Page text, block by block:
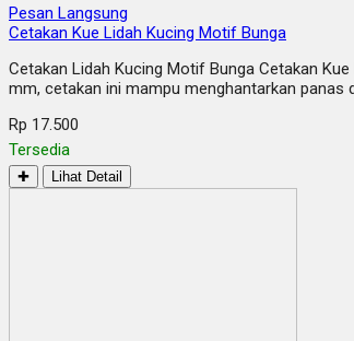
Pesan Langsung
Cetakan Kue Lidah Kucing Motif Bunga
Cetakan Lidah Kucing Motif Bunga Cetakan
mm, cetakan ini mampu menghantarkan panas
Rp 17.500
Tersedia
✚ Lihat Detail